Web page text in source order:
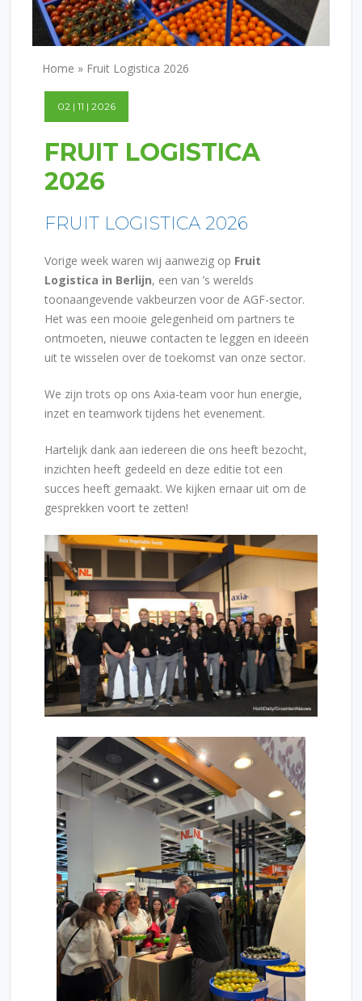
Home » Fruit Logistica 2026
02 | 11 | 2026
FRUIT LOGISTICA
2026
FRUIT LOGISTICA 2026
Vorige week waren wij aanwezig op Fruit
Logistica in Berlijn, een van ’s werelds
toonaangevende vakbeurzen voor de AGF-sector.
Het was een mooie gelegenheid om partners te
ontmoeten, nieuwe contacten te leggen en ideeën
uit te wisselen over de toekomst van onze sector.
We zijn trots op ons Axia-team voor hun energie,
inzet en teamwork tijdens het evenement.
Hartelijk dank aan iedereen die ons heeft bezocht,
inzichten heeft gedeeld en deze editie tot een
succes heeft gemaakt. We kijken ernaar uit om de
gesprekken voort te zetten!